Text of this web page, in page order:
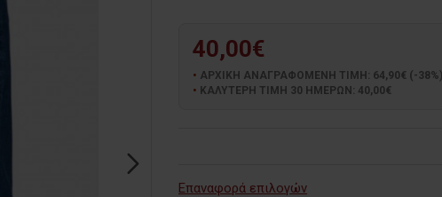
40,00€
ΑΡΧΙΚΗ ΑΝΑΓΡΑΦΟΜΕΝΗ ΤΙΜΗ: 64,90€ (-38%)
ΚΑΛΥΤΕΡΗ ΤΙΜΗ 30 ΗΜΕΡΩΝ: 40,00€
Επαναφορά επιλογών